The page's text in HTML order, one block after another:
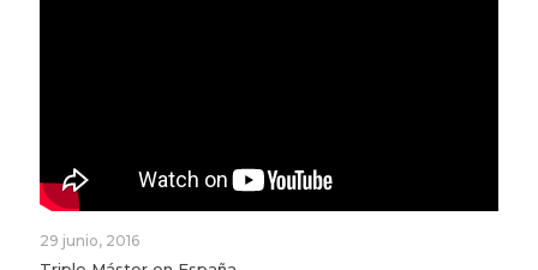
29 junio, 2016